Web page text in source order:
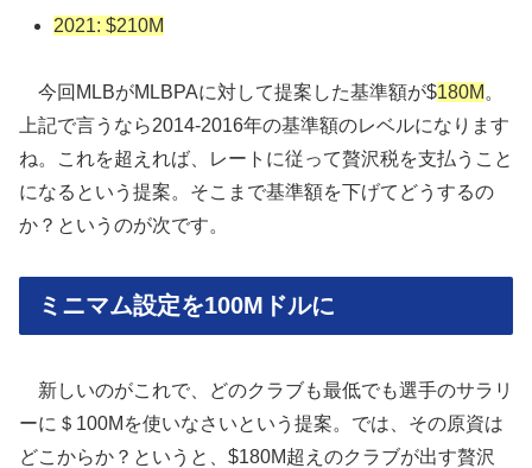
2021: $210M
今回MLBがMLBPAに対して提案した基準額が$180M 。
上記で言うなら2014-2016年の基準額のレベルになります
ね。これを超えれば、レートに従って贅沢税を支払うこと
になるという提案。そこまで基準額を下げてどうするの
か？というのが次です。
ミニマム設定を100Mドルに
新しいのがこれで、どのクラブも最低でも選手のサラリ
ーに＄100Mを使いなさいという提案。では、その原資は
どこからか？というと、$180M超えのクラブが出す贅沢